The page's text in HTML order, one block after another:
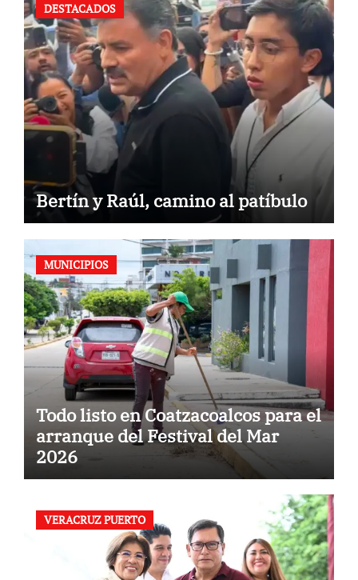
DESTACADOS
Bertín y Raúl, camino al patíbulo
MUNICIPIOS
Todo listo en Coatzacoalcos para el
arranque del Festival del Mar
2026
VERACRUZ PUERTO